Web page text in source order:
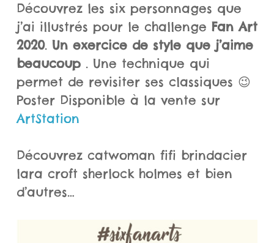
Découvrez les six personnages que
j’ai illustrés pour le challenge Fan Art
2020. Un exercice de style que j’aime
beaucoup. Une technique qui
permet de revisiter ses classiques 😉
Poster Disponible à la vente sur
ArtStation
Découvrez catwoman fifi brindacier
lara croft sherlock holmes et bien
d’autres…